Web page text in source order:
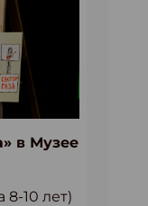
в Музее
8-10 лет)